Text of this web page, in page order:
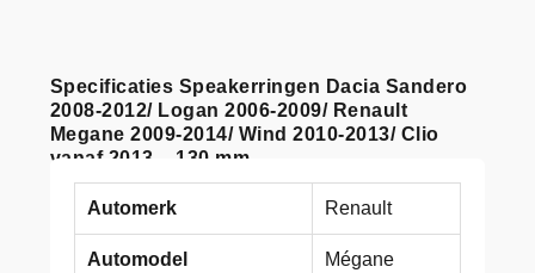
Specificaties Speakerringen Dacia Sandero
2008-2012/ Logan 2006-2009/ Renault
Megane 2009-2014/ Wind 2010-2013/ Clio
vanaf 2013 – 130 mm
Automerk Renault
Automodel Mégane